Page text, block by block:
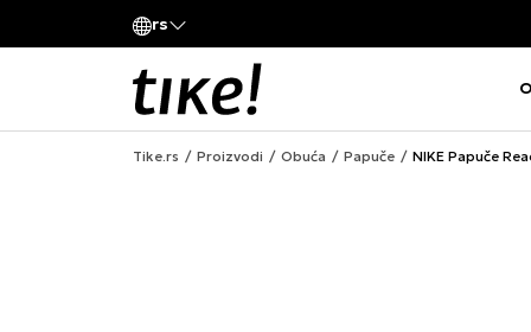
rs
Pozovite nas
011 422 1420
Tike.rs Proizvodi Obuća Papuče NIKE Papuče